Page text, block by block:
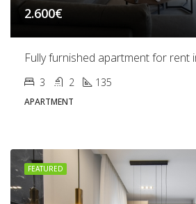
2.600€
Fully furnished apartment for rent
3 2 135
APARTMENT
FEATURED